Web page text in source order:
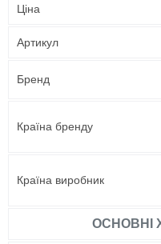
Ціна
Артикул
Бренд
Країна бренду
Країна виробник
ОСНОВНІ